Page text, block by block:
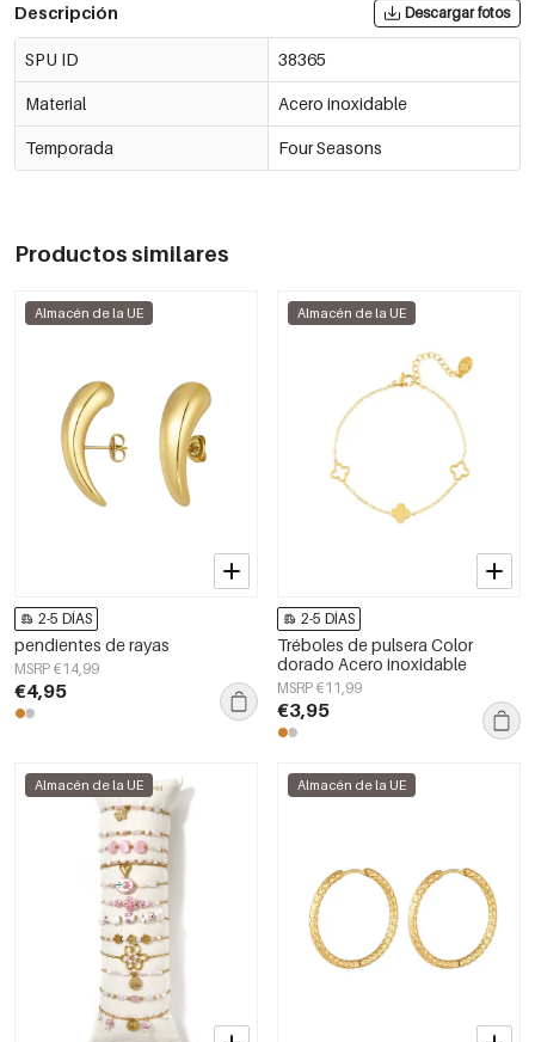
Descripción Descargar fotos
SPU ID 38365
Material Acero inoxidable
Temporada Four Seasons
Productos similares
Almacén de la UE
2-5 DÍAS
pendientes de rayas
MSRP €14,99
€4,95
Almacén de la UE
2-5 DÍAS
Tréboles de pulsera Color
dorado Acero inoxidable
MSRP €11,99
€3,95
Almacén de la UE Almacén de la UE